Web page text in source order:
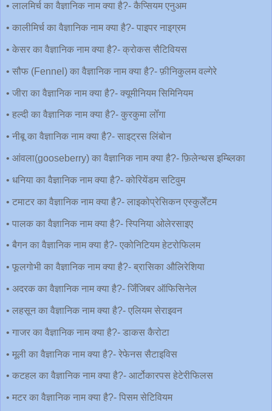
• लालमिर्च का वैज्ञानिक नाम क्या है?- कैप्सियम एनुअम
• कालीमिर्च का वैज्ञानिक नाम क्या है?- पाइपर नाइग्रम
• केसर का वैज्ञानिक नाम क्या है?- क्रोकस सैटिवियस
• सौफ (Fennel) का वैज्ञानिक नाम क्या है?- फ़ीनिकुलम वल्गेरे
• जीरा का वैज्ञानिक नाम क्या है?- क्यूमीनियम सिमिनियम
• हल्दी का वैज्ञानिक नाम क्या है?- कुरकुमा लोँगा
• नीबू का वैज्ञानिक नाम क्या है?- साइट्रस लिंबोन
• आंवला(gooseberry) का वैज्ञानिक नाम क्या है?- फ़िलेन्थस इम्ब्लिका
• धनिया का वैज्ञानिक नाम क्या है?- कोरियेंडम सटिवुम
• टमाटर का वैज्ञानिक नाम क्या है?- लाइकोप्रेसिकन एस्कुलेँटम
• पालक का वैज्ञानिक नाम क्या है?- स्पिनिया ओलेरसाइए
• बैगन का वैज्ञानिक नाम क्या है?- एकोनिटियम हेटरोफिलम
• फूलगोभी का वैज्ञानिक नाम क्या है?- ब्रासिका औलिरेशिया
• अदरक का वैज्ञानिक नाम क्या है?- जिँजिबर ऑफिसिनेल
• लहसून का वैज्ञानिक नाम क्या है?- एलियम सेराइवन
• गाजर का वैज्ञानिक नाम क्या है?- डाकस कैरोटा
• मूली का वैज्ञानिक नाम क्या है?- रेफेनस सैटाइविस
• कटहल का वैज्ञानिक नाम क्या है?- आर्टोकारपस हेटेरीफिलस
• मटर का वैज्ञानिक नाम क्या है?- पिसम सेटिवियम